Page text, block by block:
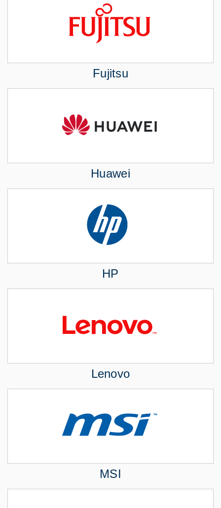
Fujitsu
Huawei
HP
Lenovo
MSI